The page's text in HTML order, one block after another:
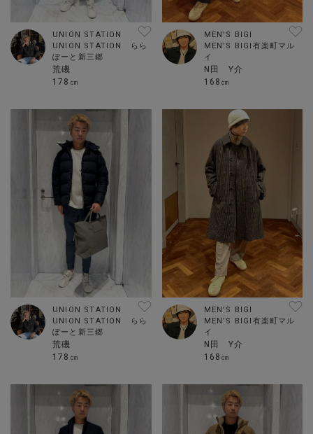
UNION STATION
UNION STATION らら
ぽーと新三郷
荒磯
178㎝
MEN'S BIGI
MEN’S BIGI有楽町マル
イ
N田 Y介
168㎝
UNION STATION
UNION STATION らら
ぽーと新三郷
荒磯
178㎝
MEN'S BIGI
MEN’S BIGI有楽町マル
イ
N田 Y介
168㎝